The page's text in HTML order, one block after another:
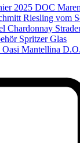
2025 DOC
Riesling vom
Chardonnay
Spritzer Glas
Mantellina